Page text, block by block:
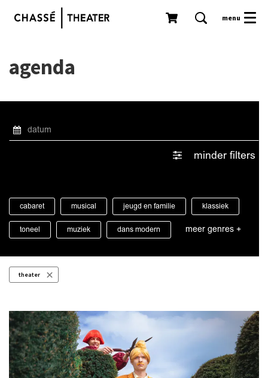
menu
agenda
minder filters
cabaret musical jeugd en familie klassiek
toneel muziek dans modern meer genres +
theater